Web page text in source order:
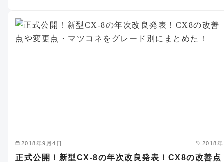
2018年9月4日 2018年
正式公開！新型CX-8の年次改良発表！CX8の改善点